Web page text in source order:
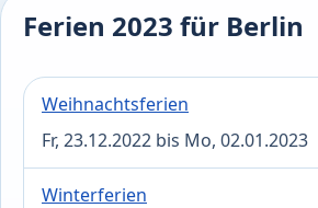
Ferien 2023 für Berlin
Weihnachtsferien
Fr, 23.12.2022 bis Mo, 02.01.2023
Winterferien